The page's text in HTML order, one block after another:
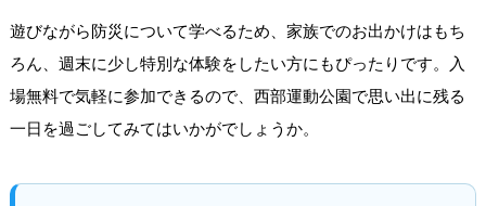
遊びながら防災について学べるため、家族でのお出かけはもち
ろん、週末に少し特別な体験をしたい方にもぴったりです。入
場無料で気軽に参加できるので、西部運動公園で思い出に残る
一日を過ごしてみてはいかがでしょうか。